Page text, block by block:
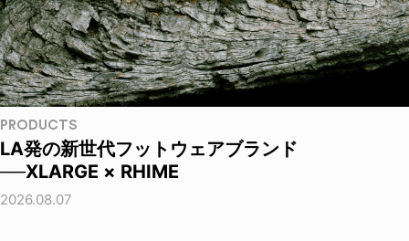
PRODUCTS
LA発の新世代フットウェアブランド
──XLARGE × RHIME
2026.08.07